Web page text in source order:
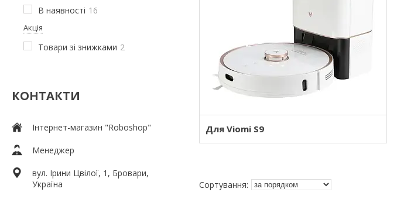
В наявності 16
Акція
Товари зі знижками 2
КОНТАКТИ
Інтернет-магазин "Roboshop"
Менеджер
вул. Ірини Цвілої, 1, Бровари,
Україна
Для Viomi S9